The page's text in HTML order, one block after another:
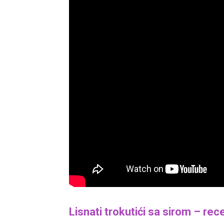
Lisnati trokutići sa sirom –